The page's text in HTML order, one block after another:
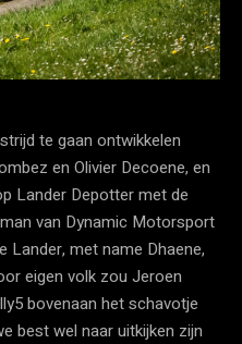
te gaan ontwikkelen
en Olivier Decoene, en
Lander Depotter met de
van Dynamic Motorsport
Lander, met name Dhaene,
eigen volk zou Jeroen
bovenaan het schavotje
best wel naar uitkijken zijn